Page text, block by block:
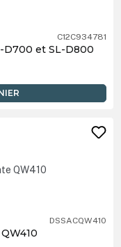
C12C934781
D700 et SL-D800
DSSACQW410